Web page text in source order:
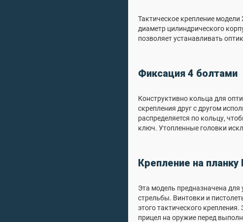
Тактическое крепление
диаметр цилиндрического
позволяет устанавливать
Фиксация 4 болтами
Конструктивно кольца для
скрепления друг с другом
распределяется по кольцу,
ключ. Утопленные головки
Крепление на планку
Эта модель предназначена
стрельбы. Винтовки и
этого тактического
прицел на оружие перед